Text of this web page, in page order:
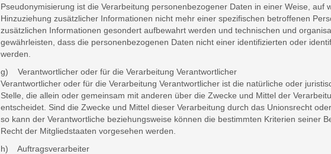
Pseudonymisierung ist die Verarbeitung personenbezogener Daten in einer Weise, auf
Hinzuziehung zusätzlicher Informationen nicht mehr einer spezifischen betroffenen
zusätzlichen Informationen gesondert aufbewahrt werden und technischen und
gewährleisten, dass die personenbezogenen Daten nicht einer identifizierten oder
werden.
g) Verantwortlicher oder für die Verarbeitung Verantwortlicher
Verantwortlicher oder für die Verarbeitung Verantwortlicher ist die natürliche oder
Stelle, die allein oder gemeinsam mit anderen über die Zwecke und Mittel der
entscheidet. Sind die Zwecke und Mittel dieser Verarbeitung durch das Unionsrecht
so kann der Verantwortliche beziehungsweise können die bestimmten Kriterien seiner
Recht der Mitgliedstaaten vorgesehen werden.
h) Auftragsverarbeiter